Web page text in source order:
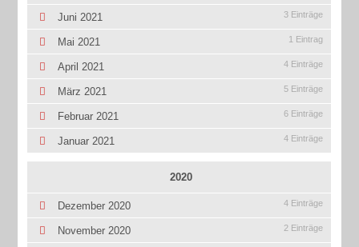
Juni 2021 3 Einträge
Mai 2021 1 Eintrag
April 2021 4 Einträge
März 2021 5 Einträge
Februar 2021 6 Einträge
Januar 2021 4 Einträge
2020
Dezember 2020 4 Einträge
November 2020 2 Einträge